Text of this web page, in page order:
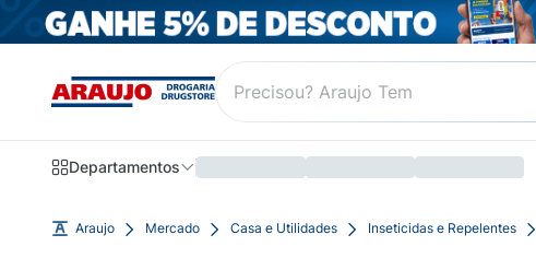
Departamentos
Araujo Mercado Casa e Utilidades Inseticidas e Repelentes